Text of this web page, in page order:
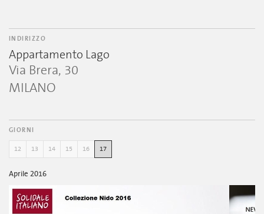
INDIRIZZO
Appartamento Lago
Via Brera, 30
MILANO
GIORNI
12 13 14 15 16 17
Aprile 2016